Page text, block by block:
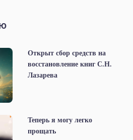
Открыт сбор средств на
восстановление книг С.Н.
Лазарева
Теперь я могу легко
прощать